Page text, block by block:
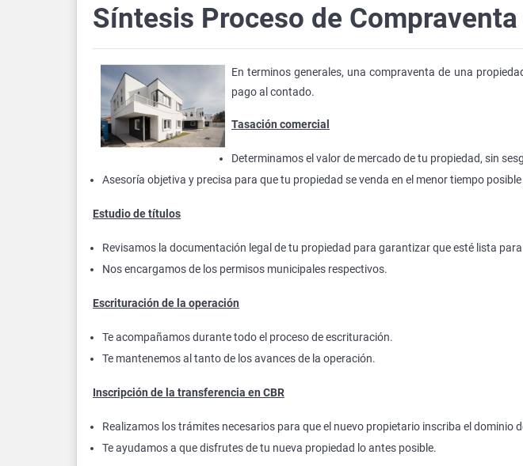
Síntesis Proceso de
En terminos generales, una compraventa de una
pago al contado.
Tasación comercial
Determinamos el valor de mercado de tu propiedad, sin
Asesoría objetiva y precisa para que tu propiedad se venda en el menor tiempo
Estudio de títulos
Revisamos la documentación legal de tu propiedad para garantizar que esté lista
Nos encargamos de los permisos municipales respectivos.
Escrituración de la operación
Te acompañamos durante todo el proceso de escrituración.
Te mantenemos al tanto de los avances de la operación.
Inscripción de la transferencia en CBR
Realizamos los trámites necesarios para que el nuevo propietario inscriba el dominio
Te ayudamos a que disfrutes de tu nueva propiedad lo antes posible.